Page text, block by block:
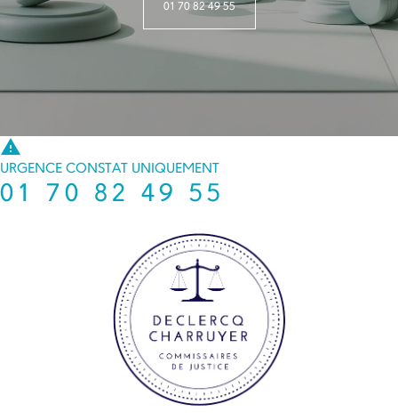
01 70 82 49 55
warning
URGENCE CONSTAT UNIQUEMENT
01 70 82 49 55